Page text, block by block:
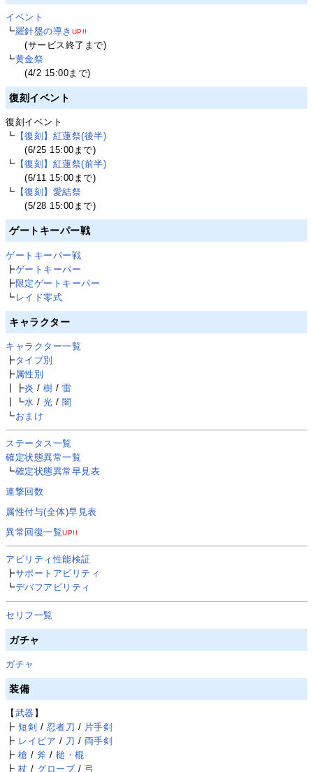
イベント
┗羅針盤の導き UP!!
(サービス終了まで)
┗黄金祭
(4/2 15:00まで)
復刻イベント
復刻イベント
┗ 【復刻】紅蓮祭(後半)
(6/25 15:00まで)
┗ 【復刻】紅蓮祭(前半)
(6/11 15:00まで)
┗ 【復刻】愛結祭
(5/28 15:00まで)
ゲートキーパー戦
ゲートキーパー戦
┣ゲートキーパー
┣限定ゲートキーパー
┗ レイド零式
キャラクター
キャラクター一覧
┣タイプ別
┣ 属性別
┃┣炎 /樹 /雷
┃┗水 /光 /闇
┗おまけ
ステータス一覧
確定状態異常一覧
┗確定状態異常早見表
連撃回数
属性付与(全体)早見表
異常回復一覧UP!!
アビリティ性能検証
┣サポートアビリティ
┗デバフアビリティ
セリフ一覧
ガチャ
ガチャ
装備
【 武器 】
┣短剣 / 忍者刀 / 片手剣
┣ レイピア / 刀 / 両手剣
┣槍 /斧 /槌・棍
┣杖 / グローブ / 弓